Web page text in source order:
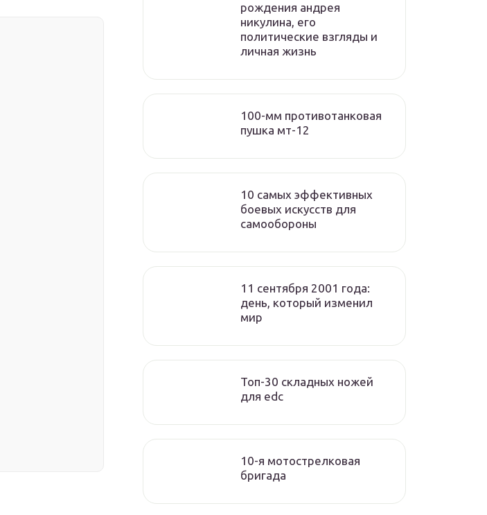
рождения андрея
никулина, его
политические взгляды и
личная жизнь
100-мм противотанковая
пушка мт-12
10 самых эффективных
боевых искусств для
самообороны
11 сентября 2001 года:
день, который изменил
мир
Топ-30 складных ножей
для edc
10-я мотострелковая
бригада